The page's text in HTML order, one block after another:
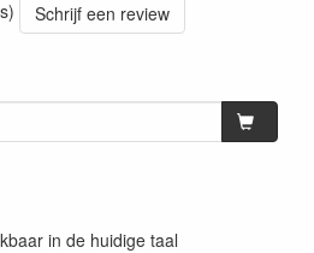
Schrijf een review
in de huidige taal